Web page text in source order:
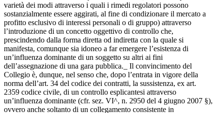
varietà dei modi attraverso i quali i rimedi regolatori possono
sostanzialmente essere aggirati, al fine di condizionare il mercato a
profitto esclusivo di interessi personali o di gruppo) attraverso
l’introduzione di un concetto oggettivo di controllo che,
prescindendo dalla forma diretta od indiretta con la quale si
manifesta, comunque sia idoneo a far emergere l’esistenza di
un’influenza dominante di un soggetto su altri ai fini
dell’assegnazione di una gara pubblica._ Il convincimento del
Collegio è, dunque, nel senso che, dopo l’entrata in vigore della
norma dell’art. 34 del codice dei contratti, la sussistenza, ex art.
2359 codice civile, di un controllo esplicantesi attraverso
un’influenza dominante (cfr. sez. VI^, n. 2950 del 4 giugno 2007 §),
ovvero anche soltanto di un collegamento consistente in